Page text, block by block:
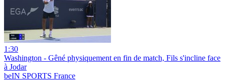
1:30
Washington - Gêné physiquement en fin de match, Fils s'incline face
à Jodar
beIN SPORTS France